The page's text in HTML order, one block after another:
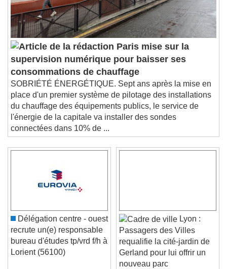
Paris mise sur la
supervision numérique pour baisser ses
consommations de chauffage
SOBRIÉTÉ ÉNERGÉTIQUE. Sept ans après la mise en
place d'un premier système de pilotage des installations
du chauffage des équipements publics, le service de
l'énergie de la capitale va installer des sondes
connectées dans 10% de ...
Délégation centre - ouest
recrute un(e) responsable
bureau d'études tp/vrd f/h à
Lorient (56100)
Lyon :
Passagers des Villes
requalifie la cité-jardin de
Gerland pour lui offrir un
nouveau parc